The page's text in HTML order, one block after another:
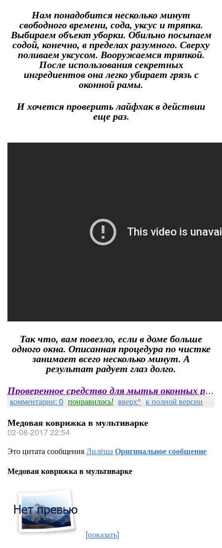
Нам понадобится несколько минут
свободного времени, сода, уксус и тряпка.
Выбираем объект уборки. Обильно посыпаем
содой, конечно, в пределах разумного. Сверху
поливаем уксусом. Вооружаемся тряпкой.
После использования секретных
ингредиентов она легко убирает грязь с
оконной рамы.
И хочется проверить лайфхак в действии
еще раз.
Так что, вам повезло, если в доме больше
одного окна. Описанная процедура по чистке
занимает всего несколько минут. А
результат радует глаз долго.
Проверенное средство для мытья оконных рам
комментарии: 0 понравилось! вверх^ к полной версии
Медовая коврижка в мультиварке
02-08-2017 22:54
Это цитата сообщенияЛилёшаОригинальное сообщение
Медовая коврижка в мультиварке
[показать]